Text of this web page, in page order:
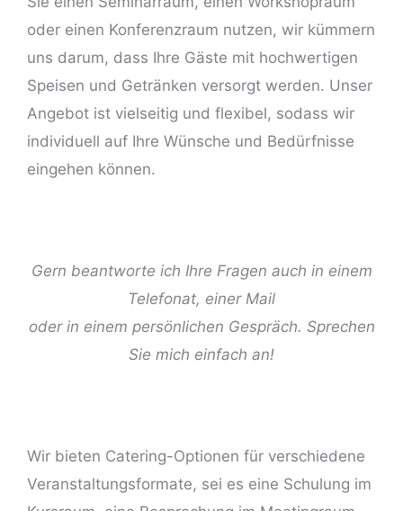
oder einen Konferenzraum nutzen, wir kümmern
uns darum, dass Ihre Gäste mit hochwertigen
Speisen und Getränken versorgt werden. Unser
Angebot ist vielseitig und flexibel, sodass wir
individuell auf Ihre Wünsche und Bedürfnisse
eingehen können.
Gern beantworte ich Ihre Fragen auch in einem
Telefonat, einer Mail
oder in einem persönlichen Gespräch. Sprechen
Sie mich einfach an!
Wir bieten Catering-Optionen für verschiedene
Veranstaltungsformate, sei es eine Schulung im